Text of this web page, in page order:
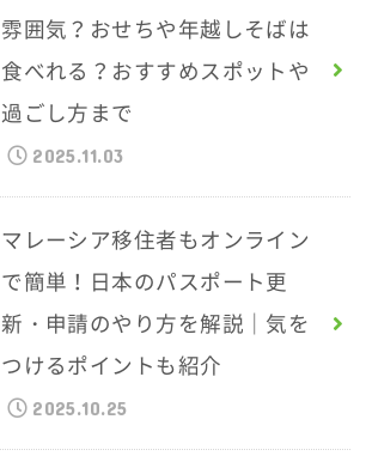
雰囲気？おせちや年越しそばは
食べれる？おすすめスポットや
過ごし方まで
2025.11.03
マレーシア移住者もオンライン
で簡単！日本のパスポート更
新・申請のやり方を解説｜気を
つけるポイントも紹介
2025.10.25